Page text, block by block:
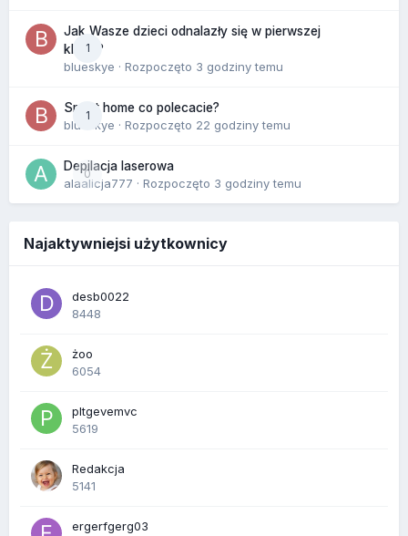
1
Jak Wasze dzieci odnalazły się w pierwszej
klasie?
blueskye · Rozpoczęto 3 godziny temu
1
Smart home co polecacie?
blueskye · Rozpoczęto 22 godziny temu
0
Depilacja laserowa
alaalicja777 · Rozpoczęto 3 godziny temu
Najaktywniejsi użytkownicy
desb0022
8448
żoo
6054
pltgevemvc
5619
Redakcja
5141
ergerfgerg03